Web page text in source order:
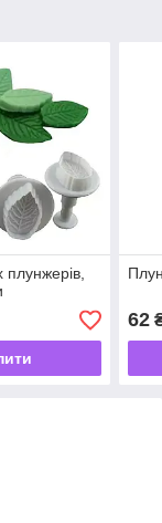
плунжерів,
62